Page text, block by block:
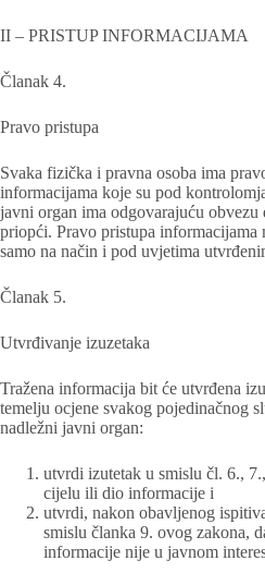
II – PRISTUP INFORMACIJAMA
Članak 4.
Pravo pristupa
Svaka fizička i pravna osoba ima
informacijama koje su pod
javni organ ima odgovarajuću obvezu
priopći. Pravo pristupa informacijama
samo na način i pod uvjetima
Članak 5.
Utvrđivanje izuzetaka
Tražena informacija bit će utvrđena
temelju ocjene svakog pojedinačnog
nadležni javni organ:
utvrdi izutetak u smislu čl. 6.,
cijelu ili dio informacije i
utvrdi, nakon obavljenog
smislu članka 9. ovog zakona,
informacije nije u javnom